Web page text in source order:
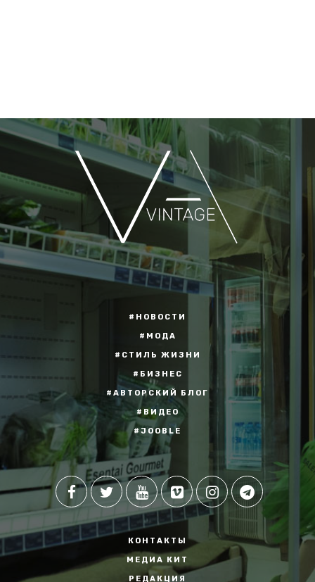
#НОВОСТИ
#МОДА
#СТИЛЬ ЖИЗНИ
#БИЗНЕС
#АВТОРСКИЙ БЛОГ
#ВИДЕО
#JOOBLE
КОНТАКТЫ
МЕДИА КИТ
РЕДАКЦИЯ